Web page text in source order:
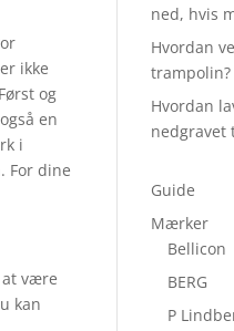
ikke
og
en
i
For dine
at være
kan
ned, hvis
Hvordan
trampolin?
Hvordan
nedgravet
Guide
Mærker
Bellicon
BERG
P